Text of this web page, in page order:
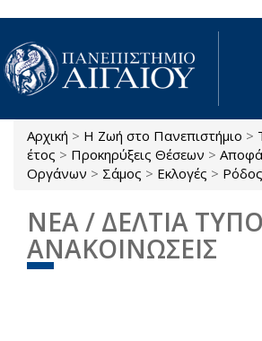
Παράκαμψη προς το κυρίως περιεχόμενο
Είστε εδώ
Αρχική > Η Ζωή στο Πανεπιστήμιο >
έτος > Προκηρύξεις Θέσεων >
Οργάνων > Σάμος > Εκλογές > Ρόδος
ΝΕΑ / ΔΕΛΤΙΑ
ΑΝΑΚΟΙΝΩΣΕΙΣ